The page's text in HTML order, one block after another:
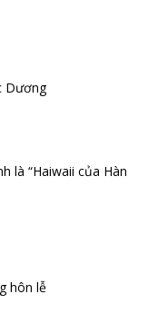
Dương
là “Haiwaii của Hàn
hôn lễ